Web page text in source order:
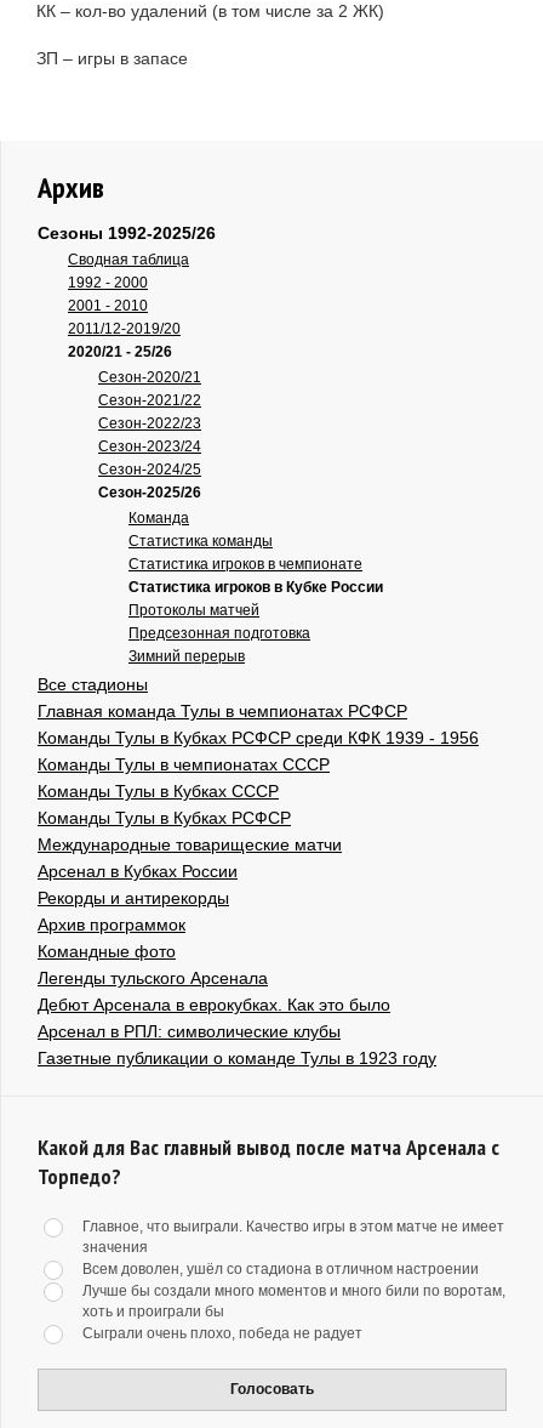
КК – кол-во удалений (в том числе за 2 ЖК)
ЗП – игры в запасе
Архив
Сезоны 1992-2025/26
Сводная таблица
1992 - 2000
2001 - 2010
2011/12-2019/20
2020/21 - 25/26
Сезон-2020/21
Сезон-2021/22
Сезон-2022/23
Сезон-2023/24
Сезон-2024/25
Сезон-2025/26
Команда
Статистика команды
Статистика игроков в чемпионате
Статистика игроков в Кубке России
Протоколы матчей
Предсезонная подготовка
Зимний перерыв
Все стадионы
Главная команда Тулы в чемпионатах РСФСР
Команды Тулы в Кубках РСФСР среди КФК 1939 - 1956
Команды Тулы в чемпионатах СССР
Команды Тулы в Кубках СССР
Команды Тулы в Кубках РСФСР
Международные товарищеские матчи
Арсенал в Кубках России
Рекорды и антирекорды
Архив программок
Командные фото
Легенды тульского Арсенала
Дебют Арсенала в еврокубках. Как это было
Арсенал в РПЛ: символические клубы
Газетные публикации о команде Тулы в 1923 году
Какой для Вас главный вывод после матча Арсенала с
Торпедо?
Главное, что выиграли. Качество игры в этом матче не имеет
значения
Всем доволен, ушёл со стадиона в отличном настроении
Лучше бы создали много моментов и много били по воротам,
хоть и проиграли бы
Сыграли очень плохо, победа не радует
Голосовать